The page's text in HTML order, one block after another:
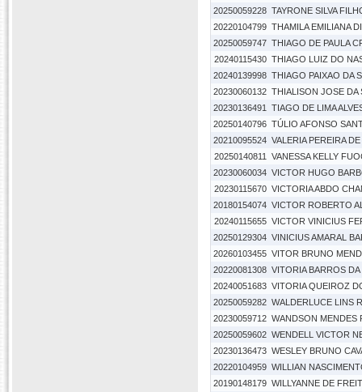
20250059228 TAYRONE SILVA
20220104799 THAMILA EMILIANA
20250059747 THIAGO DE PAULA
20240115430 THIAGO LUIZ DO
20240139998 THIAGO PAIXAO DA
20230060132 THIALISON JOSE DA
20230136491
TIAGO DE LIMA
20250140796 TÚLIO AFONSO
20210095524 VALERIA PEREIRA
20250140811
VANESSA KELLY
20230060034 VICTOR HUGO
20230115670 VICTORIA ABDO
20180154074 VICTOR ROBERTO
20240115655 VICTOR VINICIUS
20250129304 VINICIUS AMARAL
20260103455 VITOR BRUNO
20220081308 VITORIA BARROS DA
20240051683 VITORIA QUEIROZ
20250059282 WALDERLUCE LINS
20230059712 WANDSON MENDES
20250059602 WENDELL VICTOR
20230136473 WESLEY BRUNO
20220104959 WILLIAN
20190148179 WILLYANNE DE